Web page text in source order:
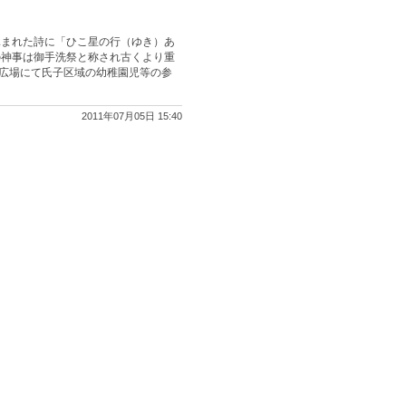
れた詩に「ひこ星の行（ゆき）あ
事は御手洗祭と称され古くより重
場にて氏子区域の幼稚園児等の参
2011年07月05日 15:40